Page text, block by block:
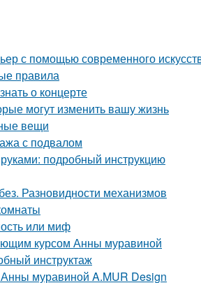
с помощью современного
правила
о концерте
могут изменить вашу жизнь
вещи
с подвалом
подробный инструкцию
Разновидности механизмов
или миф
курсом Анны муравиной
инструктаж
муравиной A.MUR Design